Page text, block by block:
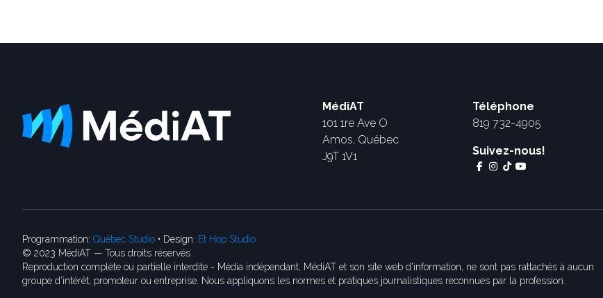
MédiAT
101 1re Ave O
Amos, Québec
J9T 1V1
Téléphone
819 732-4905
Suivez-nous!
Programmation: Québec Studio • Design: Et Hop Studio
© 2023 MédiAT — Tous droits réservés
Reproduction complète ou partielle interdite - Média indépendant, MédiAT et son site web d'information, ne sont pas rattachés à aucun
groupe d’intérêt, promoteur ou entreprise. Nous appliquons les normes et pratiques journalistiques reconnues par la profession.